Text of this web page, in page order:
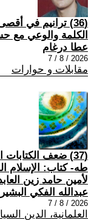
(36) ترانيم في
الكلمة والوعي مع حسني
عطا درغام
2026 / 8 / 7
مقابلات و حوارات
(37) ضعف
لأمين حامد زين
عبدالله الفكي البشير
2026 / 8 / 7
العلمانية، الدين